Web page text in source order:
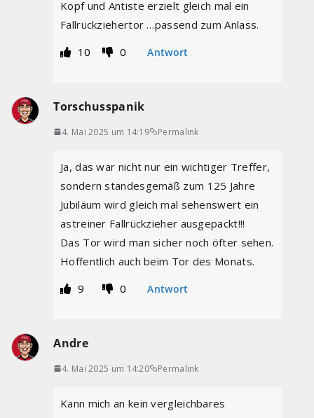
Kopf und Antiste erzielt gleich mal ein
Fallrückziehertor …passend zum Anlass.
10
0 Antwort
Torschusspanik
4. Mai 2025 um 14:19 Permalink
Ja, das war nicht nur ein wichtiger Treffer,
sondern standesgemäß zum 125 Jahre
Jubiläum wird gleich mal sehenswert ein
astreiner Fallrückzieher ausgepackt!!!
Das Tor wird man sicher noch öfter sehen.
Hoffentlich auch beim Tor des Monats.
9
0 Antwort
Andre
4. Mai 2025 um 14:20 Permalink
Kann mich an kein vergleichbares